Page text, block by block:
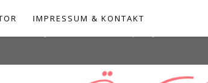
IMPRESSUM & KONTAKT
and to analyze traffic. Your IP address